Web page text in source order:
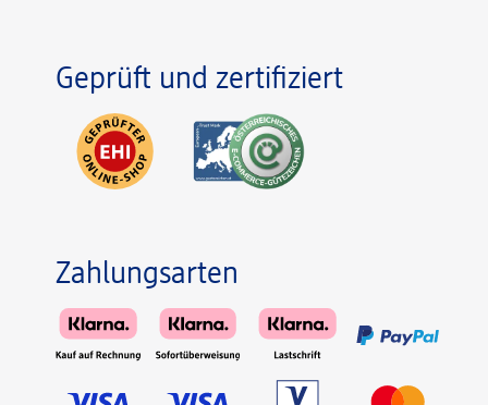
Geprüft und zertifiziert
Zahlungsarten